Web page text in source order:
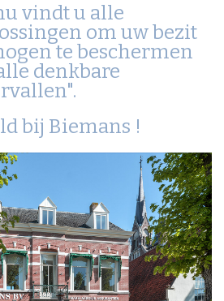
vindt u alle
om uw bezit
te beschermen
denkbare
bij Biemans !